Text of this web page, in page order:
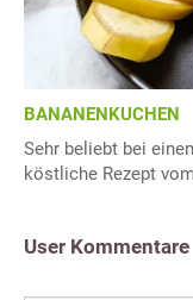
BANANENKUCHEN
Sehr beliebt bei
köstliche Rezept
User Kommentare